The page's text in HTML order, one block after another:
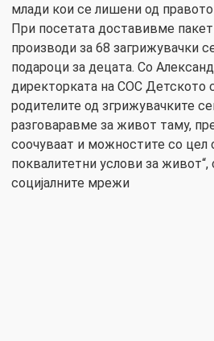
млади кои се лишени од
При посетата доставивме
производи за 68 загрижувачки
подароци за децата. Со
директорката на СОС Детското
родителите од згрижувачките
разговаравме за живот таму,
соочуваат и можностите со цел
поквалитетни услови за
социјалните мрежи